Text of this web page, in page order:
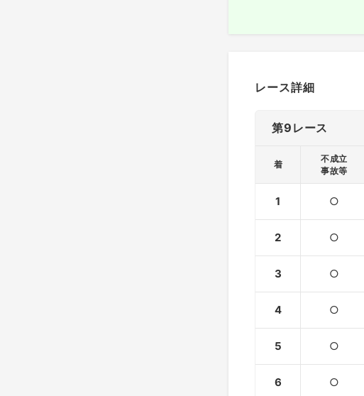
レース詳細
第9レース
着
不成立
事故等
1 ○
2 ○
3 ○
4 ○
5 ○
6 ○